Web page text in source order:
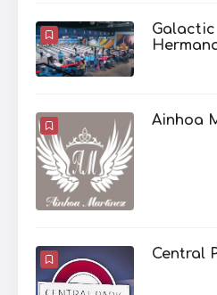
Ainhoa
Central